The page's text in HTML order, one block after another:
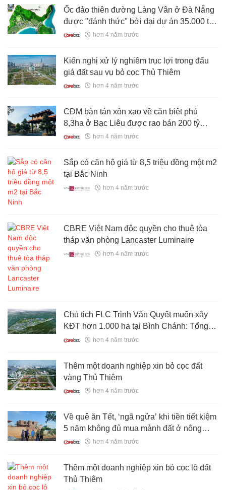
Ốc đảo thiên đường Làng Vân ở Đà Nẵng
được "đánh thức" bởi đại dự án 35.000 tỷ
đồng
hơn 4 năm trước
Kiến nghị xử lý nghiêm trục lợi trong đấu
giá đất sau vụ bỏ cọc Thủ Thiêm
hơn 4 năm trước
CĐM bàn tán xôn xao về căn biệt phủ
8,3ha ở Bạc Liêu được rao bán 200 tỷ
đồng: Hoành tráng, cầu kỳ đủ tiện ích như
hơn vua"
hơn 4 năm trước
Sắp có căn hộ giá từ 8,5 triệu đồng một m2
tại Bắc Ninh
hơn 4 năm trước
CBRE Việt Nam độc quyền cho thuê tòa
tháp văn phòng Lancaster Luminaire
hơn 4 năm trước
Chủ tịch FLC Trịnh Văn Quyết muốn xây
KĐT hơn 1.000 ha tại Bình Chánh: Tổng
đầu tư 80.000 tỷ đồng, có tòa Landmark
hơn 4 năm trước
Thêm một doanh nghiệp xin bỏ cọc đất
vàng Thủ Thiêm
hơn 4 năm trước
Về quê ăn Tết, ‘ngã ngửa’ khi tiền tiết kiệm
5 năm không đủ mua mảnh đất ở nông
thôn
hơn 4 năm trước
Thêm một doanh nghiệp xin bỏ cọc lô đất
Thủ Thiêm